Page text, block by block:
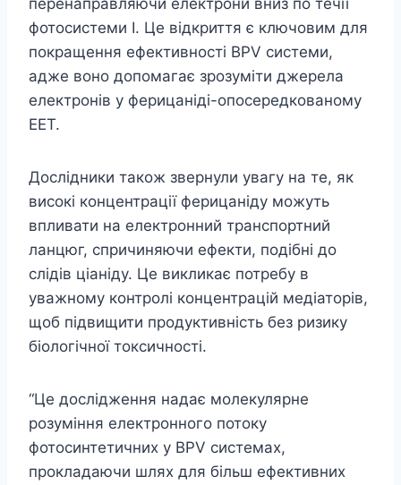
перенаправляючи електрони вниз по течії
фотосистеми I. Це відкриття є ключовим для
покращення ефективності BPV системи,
адже воно допомагає зрозуміти джерела
електронів у ферицаніді-опосередкованому
EET.
Дослідники також звернули увагу на те, як
високі концентрації ферицаніду можуть
впливати на електронний транспортний
ланцюг, спричиняючи ефекти, подібні до
слідів ціаніду. Це викликає потребу в
уважному контролі концентрацій медіаторів,
щоб підвищити продуктивність без ризику
біологічної токсичності.
“Це дослідження надає молекулярне
розуміння електронного потоку
фотосинтетичних у BPV системах,
прокладаючи шлях для більш ефективних